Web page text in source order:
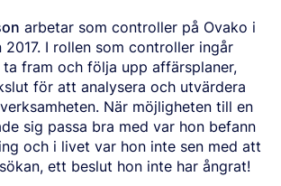
MOTORER
KULLAGERSTÅL
STÄNGER
STÅNG
(SP-STÅNG)
LEVERANSLÖSNINGAR
KOLDIOXIDNEUTRALITET
arbetar som controller på Ovako i
2017. I rollen som controller ingår
fram och följa upp affärsplaner,
för att analysera och utvärdera
När möjligheten till en
sig passa bra med var hon befann
och i livet var hon inte sen med att
ett beslut hon inte har ångrat!